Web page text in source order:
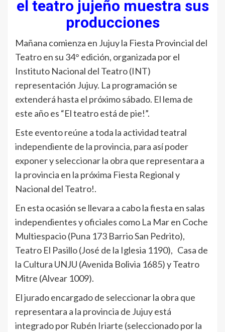
el teatro jujeño muestra sus
producciones
Mañana comienza en Jujuy la Fiesta Provincial del
Teatro en su 34° edición, organizada por el
Instituto Nacional del Teatro (INT)
representación Jujuy. La programación se
extenderá hasta el próximo sábado. El lema de
este año es “El teatro está de pie!”.
Este evento reúne a toda la actividad teatral
independiente de la provincia, para así poder
exponer y seleccionar la obra que representara a
la provincia en la próxima Fiesta Regional y
Nacional del Teatro!.
En esta ocasión se llevara a cabo la fiesta en salas
independientes y oficiales como La Mar en Coche
Multiespacio (Puna 173 Barrio San Pedrito),
Teatro El Pasillo (José de la Iglesia 1190), Casa de
la Cultura UNJU (Avenida Bolivia 1685) y Teatro
Mitre (Alvear 1009).
El jurado encargado de seleccionar la obra que
representara a la provincia de Jujuy está
integrado por Rubén Iriarte (seleccionado por la